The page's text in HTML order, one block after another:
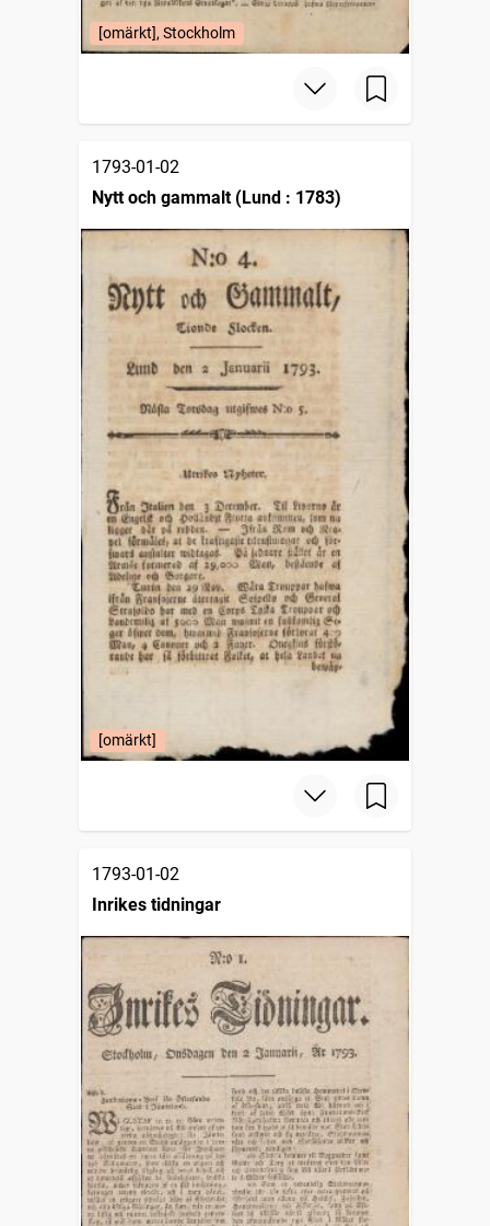
[omärkt], Stockholm
1793-01-02
Nytt och gammalt (Lund : 1783)
[omärkt]
1793-01-02
Inrikes tidningar